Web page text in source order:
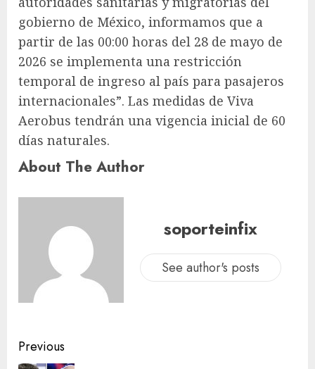
gobierno de México, informamos que a
partir de las 00:00 horas del 28 de mayo de
2026 se implementa una restricción
temporal de ingreso al país para pasajeros
internacionales”. Las medidas de Viva
Aerobus tendrán una vigencia inicial de 60
días naturales.
About The Author
soporteinfix
See author's posts
Previous